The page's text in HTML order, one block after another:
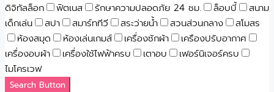
ดิจิทัลล็อก
ฟิตเนส รักษาความปลอดภัย 24 ชม. ล็อบบี้
สนาม
เด็กเล่น
สปา สมาร์ททีวี สระว่ายน้ำ สวนส่วนกลาง
สโมสร
ห้องสมุด
ห้องเล่นเกมส์ เครื่องซักผ้า
เครืองปรับอากาศ
เครื่องอบผ้า
เครื่องใช้ไฟฟ้าครบ เตาอบ
เฟอร์นิเจอร์ครบ
ไมโครเวฟ
Search Button